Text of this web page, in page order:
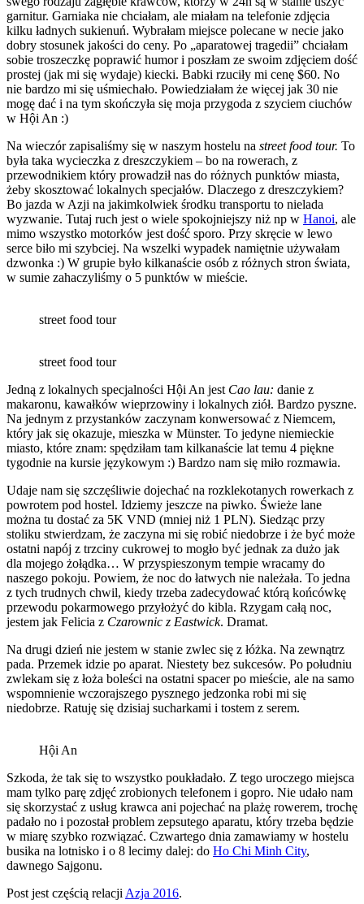
garnitur. Garniaka nie chciałam, ale miałam na telefonie zdjęcia
kilku ładnych sukienuń. Wybrałam miejsce polecane w necie jako
dobry stosunek jakości do ceny. Po „aparatowej tragedii” chciałam
sobie troszeczkę poprawić humor i poszłam ze swoim zdjęciem dość
prostej (jak mi się wydaje) kiecki. Babki rzuciły mi cenę $60. No
nie bardzo mi się uśmiechało. Powiedziałam że więcej jak 30 nie
mogę dać i na tym skończyła się moja przygoda z szyciem ciuchów
w Hội An :)
Na wieczór zapisaliśmy się w naszym hostelu na street food tour. To
była taka wycieczka z dreszczykiem – bo na rowerach, z
przewodnikiem który prowadził nas do różnych punktów miasta,
żeby skosztować lokalnych specjałów. Dlaczego z dreszczykiem?
Bo jazda w Azji na jakimkolwiek środku transportu to nielada
wyzwanie. Tutaj ruch jest o wiele spokojniejszy niż np w Hanoi, ale
mimo wszystko motorków jest dość sporo. Przy skręcie w lewo
serce biło mi szybciej. Na wszelki wypadek namiętnie używałam
dzwonka :) W grupie było kilkanaście osób z różnych stron świata,
w sumie zahaczyliśmy o 5 punktów w mieście.
street food tour
street food tour
Jedną z lokalnych specjalności Hội An jest Cao lau: danie z
makaronu, kawałków wieprzowiny i lokalnych ziół. Bardzo pyszne.
Na jednym z przystanków zaczynam konwersować z Niemcem,
który jak się okazuje, mieszka w Münster. To jedyne niemieckie
miasto, które znam: spędziłam tam kilkanaście lat temu 4 piękne
tygodnie na kursie językowym :) Bardzo nam się miło rozmawia.
Udaje nam się szczęśliwie dojechać na rozklekotanych rowerkach z
powrotem pod hostel. Idziemy jeszcze na piwko. Świeże lane
można tu dostać za 5K VND (mniej niż 1 PLN). Siedząc przy
stoliku stwierdzam, że zaczyna mi się robić niedobrze i że być może
ostatni napój z trzciny cukrowej to mogło być jednak za dużo jak
dla mojego żołądka… W przyspieszonym tempie wracamy do
naszego pokoju. Powiem, że noc do łatwych nie należała. To jedna
z tych trudnych chwil, kiedy trzeba zadecydować którą końcówkę
przewodu pokarmowego przyłożyć do kibla. Rzygam całą noc,
jestem jak Felicia z Czarownic z Eastwick. Dramat.
Na drugi dzień nie jestem w stanie zwlec się z łóżka. Na zewnątrz
pada. Przemek idzie po aparat. Niestety bez sukcesów. Po południu
zwlekam się z łoża boleści na ostatni spacer po mieście, ale na samo
wspomnienie wczorajszego pysznego jedzonka robi mi się
niedobrze. Ratuję się dzisiaj sucharkami i tostem z serem.
Hội An
Szkoda, że tak się to wszystko poukładało. Z tego uroczego miejsca
mam tylko parę zdjęć zrobionych telefonem i gopro. Nie udało nam
się skorzystać z usług krawca ani pojechać na plażę rowerem, trochę
padało no i pozostał problem zepsutego aparatu, który trzeba będzie
w miarę szybko rozwiązać. Czwartego dnia zamawiamy w hostelu
busika na lotnisko i o 8 lecimy dalej: do Ho Chi Minh City,
dawnego Sajgonu.
Post jest częścią relacji Azja 2016.